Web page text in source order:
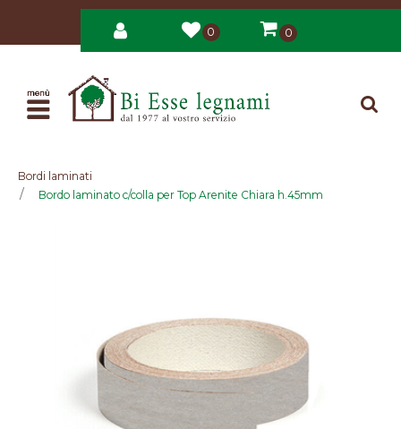
0 0
Open
Bordi laminati
Bordo laminato c/colla per Top Arenite Chiara h.45mm